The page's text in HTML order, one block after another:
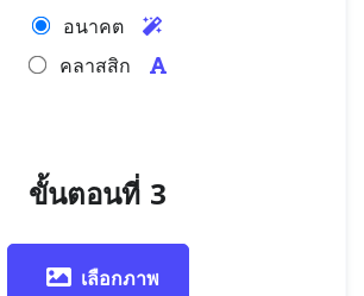
อนาคต
คลาสสิก
ขั้นตอนที่ 3
เลือกภาพ